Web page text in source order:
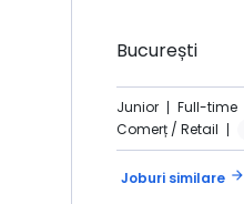
București
Junior
Full-time
Comerț / Retail
Joburi similare arrow_forward